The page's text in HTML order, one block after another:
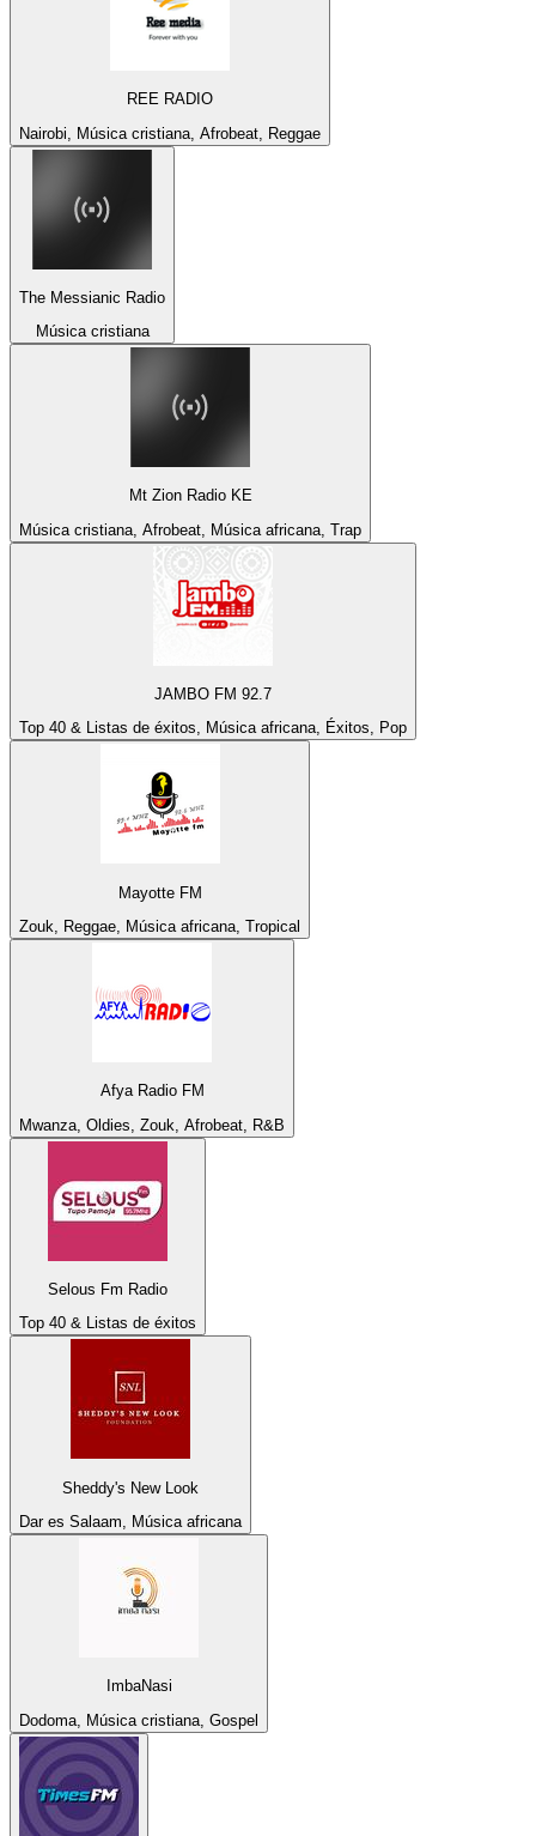
REE RADIO
Nairobi, Música cristiana, Afrobeat, Reggae
The Messianic Radio
Música cristiana
Mt Zion Radio KE
Música cristiana, Afrobeat, Música africana, Trap
JAMBO FM 92.7
Top 40 & Listas de éxitos, Música africana, Éxitos, Pop
Mayotte FM
Zouk, Reggae, Música africana, Tropical
Afya Radio FM
Mwanza, Oldies, Zouk, Afrobeat, R&B
Selous Fm Radio
Top 40 & Listas de éxitos
Sheddy's New Look
Dar es Salaam, Música africana
ImbaNasi
Dodoma, Música cristiana, Gospel